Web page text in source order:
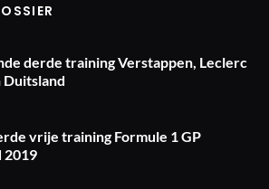
derde training Verstappen, Leclerc
Duitsland
vrije training Formule 1 GP
2019